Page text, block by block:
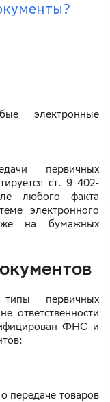
электронные
первичных
ст. 9 402-
любого факта
электронного
на бумажных
первичных
ответственности
ФНС и
передаче товаров